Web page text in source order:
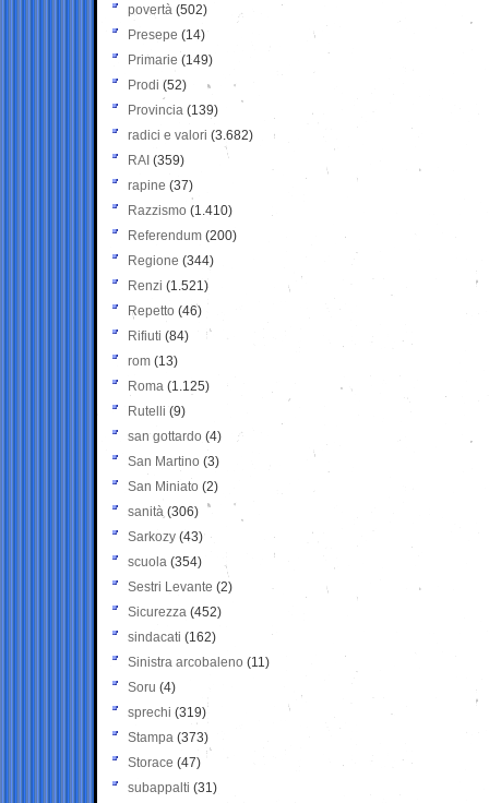
povertà (502)
Presepe (14)
Primarie (149)
Prodi (52)
Provincia (139)
radici e valori (3.682)
RAI (359)
rapine (37)
Razzismo (1.410)
Referendum (200)
Regione (344)
Renzi (1.521)
Repetto (46)
Rifiuti (84)
rom (13)
Roma (1.125)
Rutelli (9)
san gottardo (4)
San Martino (3)
San Miniato (2)
sanità (306)
Sarkozy (43)
scuola (354)
Sestri Levante (2)
Sicurezza (452)
sindacati (162)
Sinistra arcobaleno (11)
Soru (4)
sprechi (319)
Stampa (373)
Storace (47)
subappalti (31)